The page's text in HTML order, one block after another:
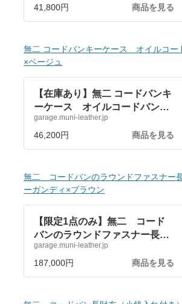
42/44/45/46/49mm）時計バンド
| MUNI garage I 無二ガレージ
コダイル財布 時計バンド
powered by BASE
41,800円 商品を見る
無二 コードバンキーケース オイルコー
×ベージュ
【在庫あり】無二 コードバンキ
ーケース オイルコードバン・
オリーブ×ベージュ | MUNI
garage I 無二ガレージ 革財
布 コードバン財布 クロコダ
by BASE
garage.muni-leather.jp
46,200円 商品を見る
無二 コードバンのラウンドファスナー
ーガンディ×ブラウン
【限定1点のみ】無二 コード
バンのラウンドファスナー長財
布 顔料・バーガンディ×ブラ
ウン | MUNI garage I 無二ガレ
ージ 革財布 コードバン財
ンド powered by BASE
garage.muni-leather.jp
187,000円 商品を見る